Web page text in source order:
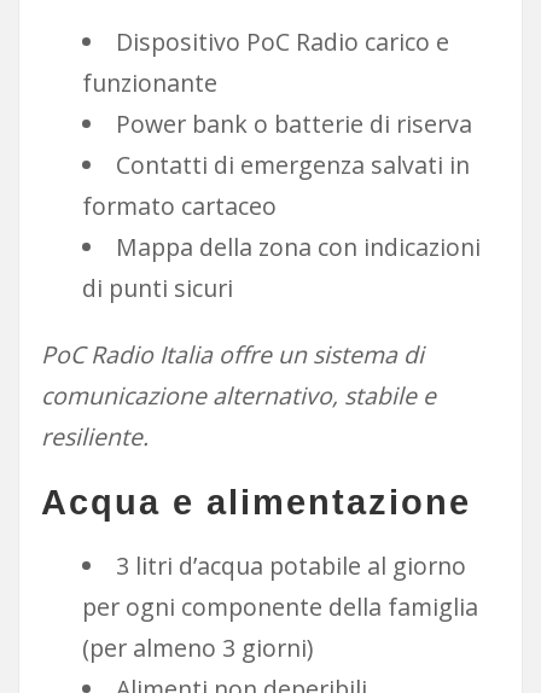
Dispositivo PoC Radio carico e
funzionante
Power bank o batterie di riserva
Contatti di emergenza salvati in
formato cartaceo
Mappa della zona con indicazioni
di punti sicuri
PoC Radio Italia offre un sistema di
comunicazione alternativo, stabile e
resiliente.
Acqua e alimentazione
3 litri d’acqua potabile al giorno
per ogni componente della famiglia
(per almeno 3 giorni)